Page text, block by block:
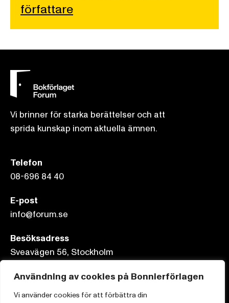
Användning av cookies på Bonnierförlagen
Vi använder cookies för att förbättra din
författare
Vi brinner för starka berättelser och att
sprida kunskap inom aktuella ämnen.
Telefon
08-696 84 40
E-post
info@forum.se
Besöksadress
Sveavägen 56, Stockholm
Postadress
Box 3159, 103 63 Stockholm